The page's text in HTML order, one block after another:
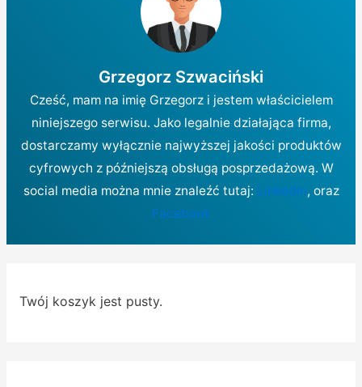
Grzegorz Szwaciński
Cześć, mam na imię Grzegorz i jestem właścicielem
niniejszego serwisu. Jako legalnie działająca firma,
dostarczamy wyłącznie najwyższej jakości produktów
cyfrowych z późniejszą obsługą posprzedażową. W
social media można mnie znaleźć tutaj: LinkedIn, oraz
Facebook
Twój koszyk jest pusty.